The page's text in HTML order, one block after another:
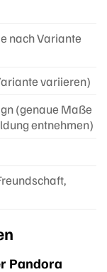
nach Variante
variieren)
(genaue Maße
entnehmen)
Pandora